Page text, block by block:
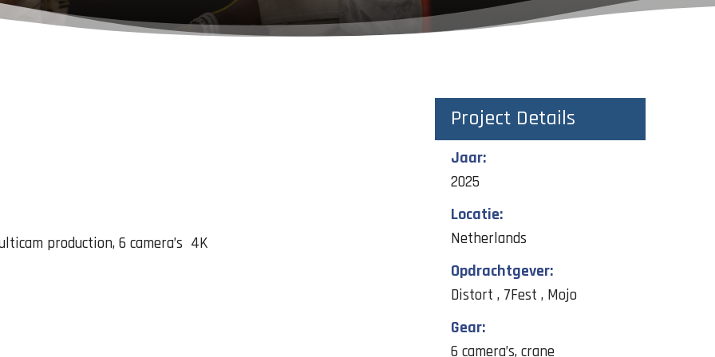
production, 6 camera’s 4K
Project Details
Jaar:
2025
Locatie:
Netherlands
Opdrachtgever:
Distort , 7Fest , Mojo
Gear:
6 camera’s, crane